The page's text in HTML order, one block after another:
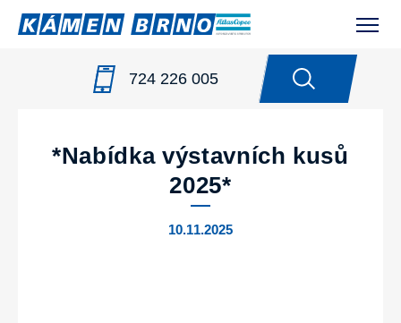
724 226 005
*NABÍDKA VÝSTAVNÍCH KUSŮ 2025*
*Nabídka výstavních kusů
2025*
10.11.2025